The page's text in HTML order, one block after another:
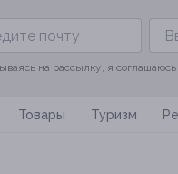
на рассылку, я
Товары Туризм